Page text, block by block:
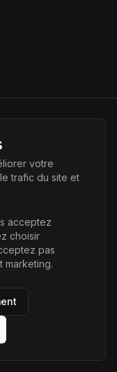
vous aidant à
réservés.
votre
trafic du site et
acceptez
choisir
pas
marketing.